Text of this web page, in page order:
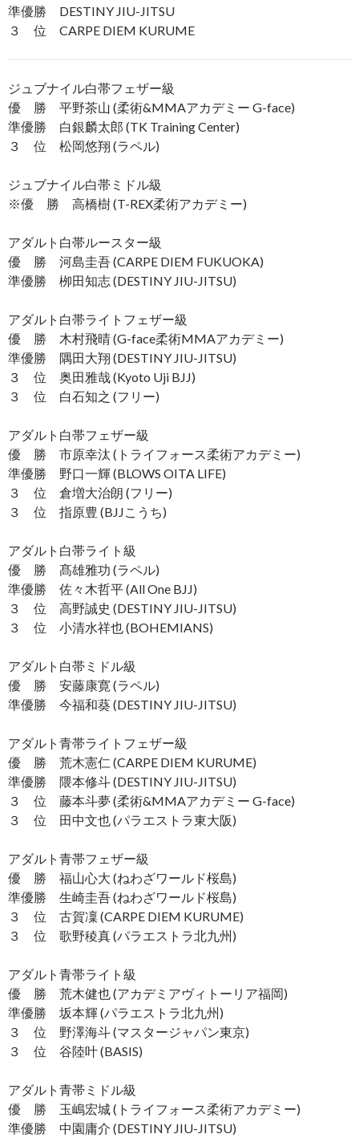
準優勝 DESTINY JIU-JITSU
３ 位 CARPE DIEM KURUME
ジュブナイル白帯フェザー級
優 勝 平野茶山 (柔術&MMAアカデミー G-face)
準優勝 白銀麟太郎 (TK Training Center)
３ 位 松岡悠翔 (ラペル)
ジュブナイル白帯ミドル級
※優 勝 高橋樹 (T-REX柔術アカデミー)
アダルト白帯ルースター級
優 勝 河島圭吾 (CARPE DIEM FUKUOKA)
準優勝 栁田知志 (DESTINY JIU-JITSU)
アダルト白帯ライトフェザー級
優 勝 木村飛晴 (G-face柔術MMAアカデミー)
準優勝 隅田大翔 (DESTINY JIU-JITSU)
３ 位 奥田雅哉 (Kyoto Uji BJJ)
３ 位 白石知之 (フリー)
アダルト白帯フェザー級
優 勝 市原幸汰 (トライフォース柔術アカデミー)
準優勝 野口一輝 (BLOWS OITA LIFE)
３ 位 倉増大治朗 (フリー)
３ 位 指原豊 (BJJこうち)
アダルト白帯ライト級
優 勝 髙雄雅功 (ラペル)
準優勝 佐々木哲平 (All One BJJ)
３ 位 高野誠史 (DESTINY JIU-JITSU)
３ 位 小清水祥也 (BOHEMIANS)
アダルト白帯ミドル級
優 勝 安藤康寛 (ラペル)
準優勝 今福和葵 (DESTINY JIU-JITSU)
アダルト青帯ライトフェザー級
優 勝 荒木憲仁 (CARPE DIEM KURUME)
準優勝 隈本修斗 (DESTINY JIU-JITSU)
３ 位 藤本斗夢 (柔術&MMAアカデミー G-face)
３ 位 田中文也 (パラエストラ東大阪)
アダルト青帯フェザー級
優 勝 福山心大 (ねわざワールド桜島)
準優勝 生崎圭吾 (ねわざワールド桜島)
３ 位 古賀凜 (CARPE DIEM KURUME)
３ 位 歌野稜真 (パラエストラ北九州)
アダルト青帯ライト級
優 勝 荒木健也 (アカデミアヴィトーリア福岡)
準優勝 坂本輝 (パラエストラ北九州)
３ 位 野澤海斗 (マスタージャパン東京)
３ 位 谷陸叶 (BASIS)
アダルト青帯ミドル級
優 勝 玉嶋宏城 (トライフォース柔術アカデミー)
準優勝 中園庸介 (DESTINY JIU-JITSU)